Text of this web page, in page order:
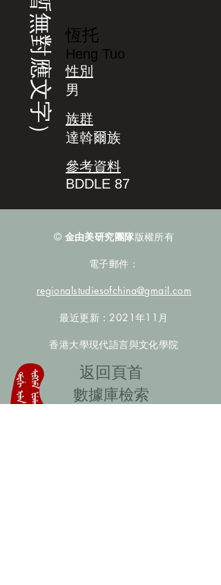
（暫無對應文字） 恆托
Heng Tuo
性別
男
族群
達斡爾族
參考資料
BDDLE 87
© 金由美研究團隊版權所有
電子郵件：
regionalstudiesofchina@gmail.com
最近更新：2021年11月
香港大學現代語言與文化學院
​返回頁首
數據庫檢索